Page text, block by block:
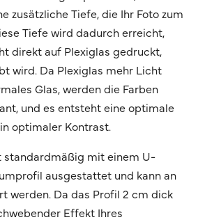
zusätzliche Tiefe, die Ihr Foto zum
Tiefe wird dadurch erreicht,
direkt auf Plexiglas gedruckt,
wird. Da Plexiglas mehr Licht
Glas, werden die Farben
und es entsteht eine optimale
optimaler Kontrast.
standardmäßig mit einem U-
ausgestattet und kann an
werden. Da das Profil 2 cm dick
Effekt Ihres